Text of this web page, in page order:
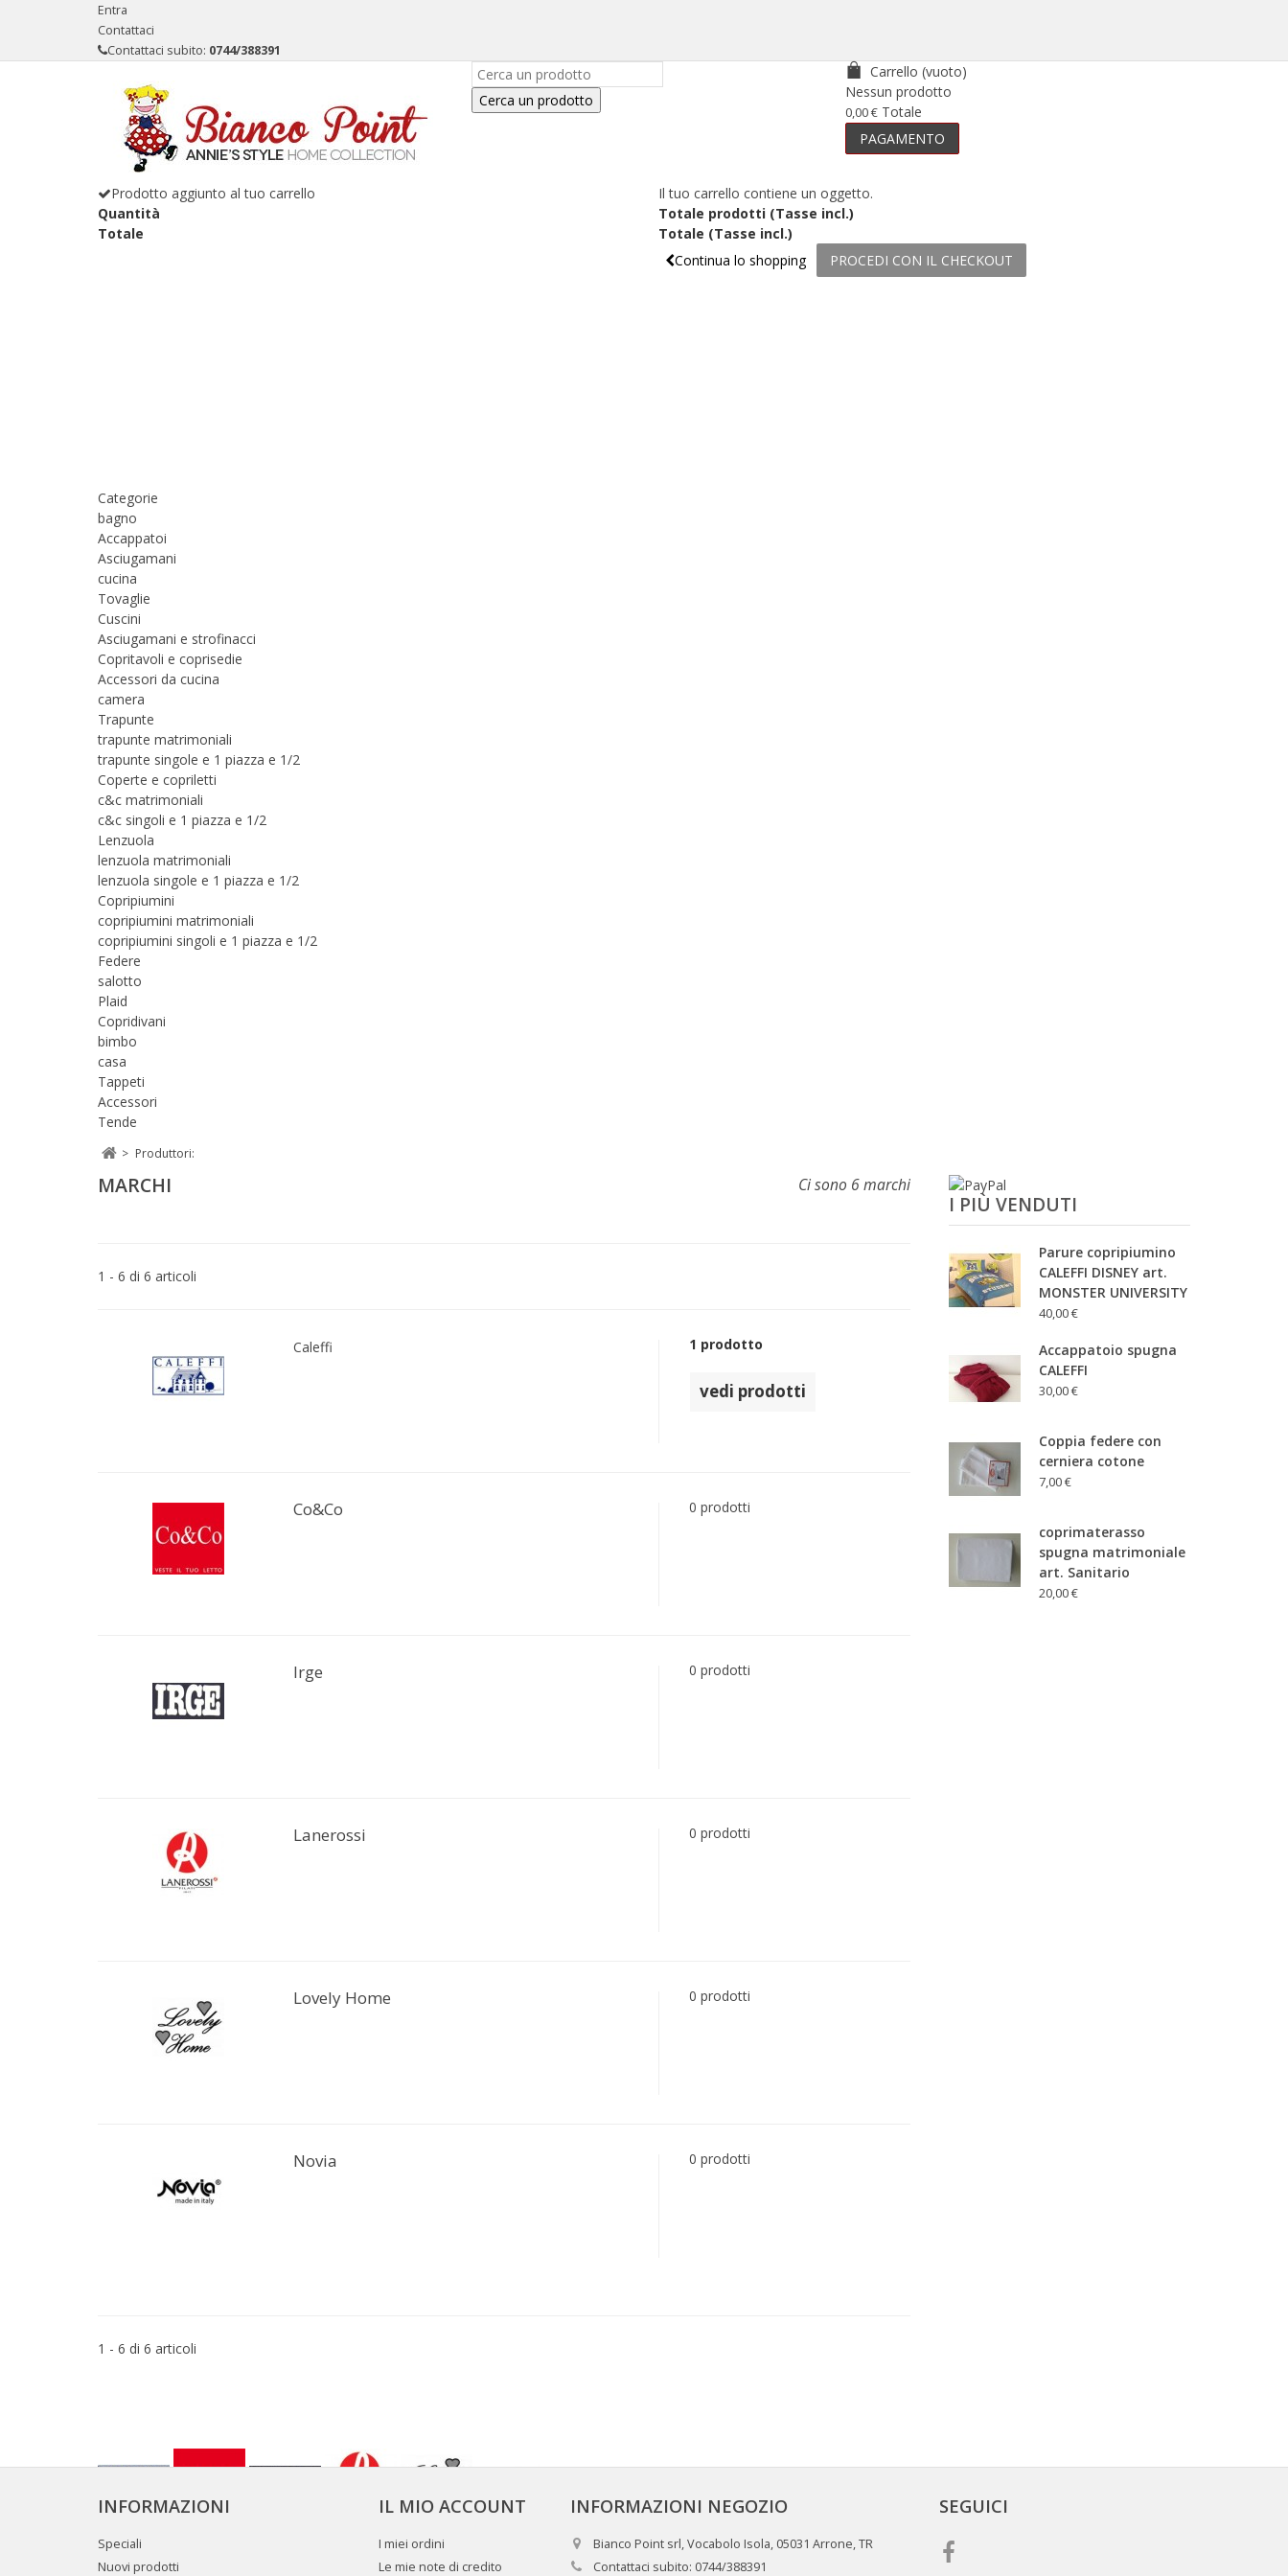
Entra
Contattaci
Contattaci subito: 0744/388391
Cerca un prodotto
Carrello (vuoto)
Nessun prodotto
0,00 € Totale
PAGAMENTO
Prodotto aggiunto al tuo carrello
Quantità
Totale
Il tuo carrello contiene un oggetto.
Totale prodotti (Tasse incl.)
Totale (Tasse incl.)
Continua lo shopping
PROCEDI CON IL CHECKOUT
Categorie
bagno
Accappatoi
Asciugamani
cucina
Tovaglie
Cuscini
Asciugamani e strofinacci
Copritavoli e coprisedie
Accessori da cucina
camera
Trapunte
trapunte matrimoniali
trapunte singole e 1 piazza e 1/2
Coperte e copriletti
c&c matrimoniali
c&c singoli e 1 piazza e 1/2
Lenzuola
lenzuola matrimoniali
lenzuola singole e 1 piazza e 1/2
Copripiumini
copripiumini matrimoniali
copripiumini singoli e 1 piazza e 1/2
Federe
salotto
Plaid
Copridivani
bimbo
casa
Tappeti
Accessori
Tende
> Produttori:
MARCHI Ci sono 6 marchi
1 - 6 di 6 articoli
Caleffi 1 prodotto
vedi prodotti
Co&Co 0 prodotti
Irge 0 prodotti
Lanerossi 0 prodotti
Lovely Home 0 prodotti
Novia 0 prodotti
1 - 6 di 6 articoli
I PIÙ VENDUTI
Parure copripiumino
CALEFFI DISNEY art.
MONSTER UNIVERSITY
40,00 €
Accappatoio spugna
CALEFFI
30,00 €
Coppia federe con
cerniera cotone
7,00 €
coprimaterasso
spugna matrimoniale
art. Sanitario
20,00 €
INFORMAZIONI
Speciali
Nuovi prodotti
IL MIO ACCOUNT
I miei ordini
Le mie note di credito
INFORMAZIONI NEGOZIO
Bianco Point srl, Vocabolo Isola, 05031 Arrone, TR
Contattaci subito: 0744/388391
SEGUICI